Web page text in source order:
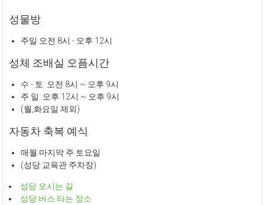
성물방
주일 오전 8시 - 오후 12시
성체 조배실 오픔시간
수 - 토: 오전 8시 ~ 오후 9시
주 일: 오후 12시 ~ 오후 9시
(월,화요일 제외)
자동차 축복 예식
매월 마지막 주 토요일
(성당 교육관 주차장)
성당 오시는 길
성당 버스 타는 장소